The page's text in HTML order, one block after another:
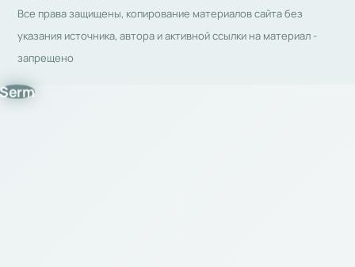
Все права защищены, копирование материалов сайта без
указания источника, автора и активной ссылки на материал -
запрещено
Serm